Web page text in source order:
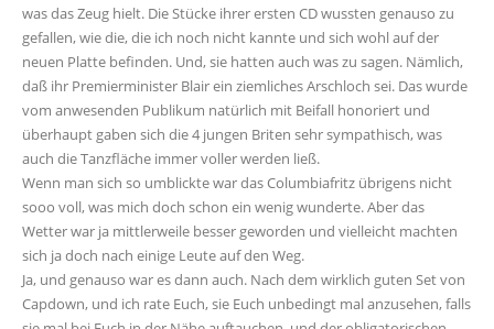
was das Zeug hielt. Die Stücke ihrer ersten CD wussten genauso zu
gefallen, wie die, die ich noch nicht kannte und sich wohl auf der
neuen Platte befinden. Und, sie hatten auch was zu sagen. Nämlich,
daß ihr Premierminister Blair ein ziemliches Arschloch sei. Das wurde
vom anwesenden Publikum natürlich mit Beifall honoriert und
überhaupt gaben sich die 4 jungen Briten sehr sympathisch, was
auch die Tanzfläche immer voller werden ließ.
Wenn man sich so umblickte war das Columbiafritz übrigens nicht
sooo voll, was mich doch schon ein wenig wunderte. Aber das
Wetter war ja mittlerweile besser geworden und vielleicht machten
sich ja doch nach einige Leute auf den Weg.
Ja, und genauso war es dann auch. Nach dem wirklich guten Set von
Capdown, und ich rate Euch, sie Euch unbedingt mal anzusehen, falls